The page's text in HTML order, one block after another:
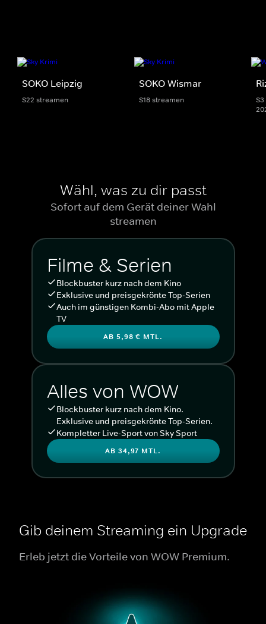
SOKO Leipzig
S22 streamen
SOKO Wismar
S18 streamen
Wähl, was zu dir passt
Sofort auf dem Gerät deiner Wahl
streamen
Filme & Serien
Blockbuster kurz nach dem Kino
Exklusive und preisgekrönte Top-Serien
Auch im günstigen Kombi-Abo mit Apple
TV
AB 5,98 € MTL.
Alles von WOW
Blockbuster kurz nach dem Kino.
Exklusive und preisgekrönte Top-Serien.
Kompletter Live-Sport von Sky Sport
AB 34,97 MTL.
Gib deinem Streaming ein Upgrade
Erleb jetzt die Vorteile von WOW Premium.